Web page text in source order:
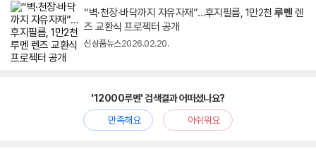
“벽·천장·바닥까지 자유자재”…후지필름, 1만2천 루멘 렌
즈 교환식 프로젝터 공개
신상품뉴스2026.02.20.
'12000루멘' 검색결과 어떠셨나요?
만족해요
아쉬워요